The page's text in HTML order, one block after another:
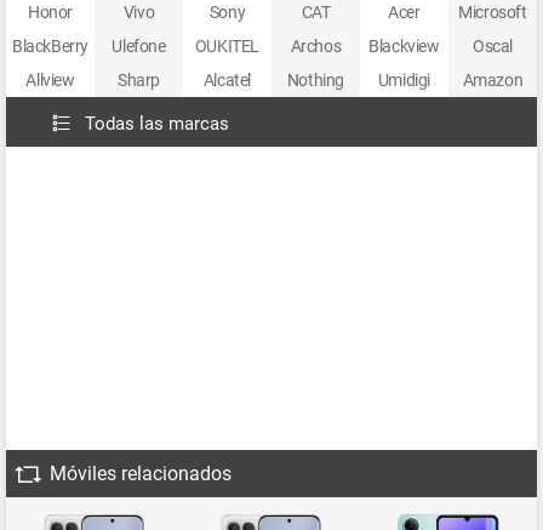
Honor
Vivo Sony CAT Acer
Microsoft
BlackBerry
Ulefone OUKITEL Archos Blackview
Oscal
Allview
Sharp Alcatel Nothing Umidigi Amazon
Todas las marcas
Móviles relacionados